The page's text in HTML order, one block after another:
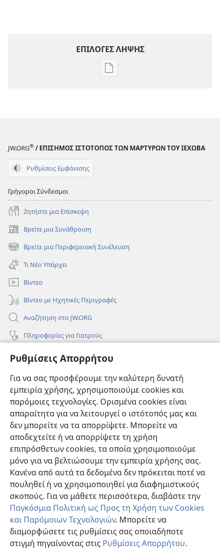
Ρυθμίσεις Απορρήτου
Για να σας προσφέρουμε την καλύτερη δυνατή
εμπειρία χρήσης, χρησιμοποιούμε cookies και
παρόμοιες τεχνολογίες. Ορισμένα cookies είναι
απαραίτητα για να λειτουργεί ο ιστότοπός μας και
δεν μπορείτε να τα απορρίψετε. Μπορείτε να
αποδεχτείτε ή να απορρίψετε τη χρήση
επιπρόσθετων cookies, τα οποία χρησιμοποιούμε
μόνο για να βελτιώσουμε την εμπειρία χρήσης σας.
Κανένα από αυτά τα δεδομένα δεν πρόκειται ποτέ να
πουληθεί ή να χρησιμοποιηθεί για διαφημιστικούς
σκοπούς. Για να μάθετε περισσότερα, διαβάστε την
Παγκόσμια Πολιτική ως Προς τη Χρήση των Cookies
και Παρόμοιων Τεχνολογιών. Μπορείτε να
διαμορφώσετε τις ρυθμίσεις σας οποιαδήποτε
στιγμή πηγαίνοντας στις Ρυθμίσεις Απορρήτου.
ΕΠΙΛΟΓΕΣ ΛΗΨΗΣ
Επιλογές
JW.ORG® / ΕΠΙΣΗΜΟΣ ΙΣΤΟΤΟΠΟΣ ΤΩΝ ΜΑΡΤΥΡΩΝ ΤΟΥ ΙΕΧΩΒΑ
Ρυθμίσεις Εμφάνισης
Γρήγοροι Σύνδεσμοι
Ζητήστε μια Επίσκεψη
Βρείτε μια Συνάθροιση
(ανοίγει
νέο
παράθυρο)
Βρείτε μια Περιφερειακή Συνέλευση
(ανοίγει
νέο
παράθυρο)
Τι Νέο Υπάρχει
Βίντεο
Βίντεο με Ηχητικές Περιγραφές
Αναζήτηση στο JW.ORG
Πληροφορίες για Γιατρούς
Πληροφορίες για Επίσημους Φορείς και ΜΜΕ
Συνεισφορές
(ανοίγει
παράθυρο)ΔΙΑΔΙΚΤΥΑΚΗ ΒΙΒΛΙΟΘΗΚΗ της Σκοπιάς™
(ανοίγει
νέο
παράθυρο)
JW Hub ®
(ανοίγει
νέο
παράθυρο)JW Library®
Βιβλιοθήκη της Σκοπιάς
Copyright
© 2026 Watch Tower Bible and Tract Society of Pennsylvania.
ΟΡΟΙ ΧΡΗΣΗΣ |ΠΟΛΙΤΙΚΗ ΑΠΟΡΡΗΤΟΥ |ΡΥΘΜΙΣΕΙΣ ΑΠΟΡΡΗΤΟΥ